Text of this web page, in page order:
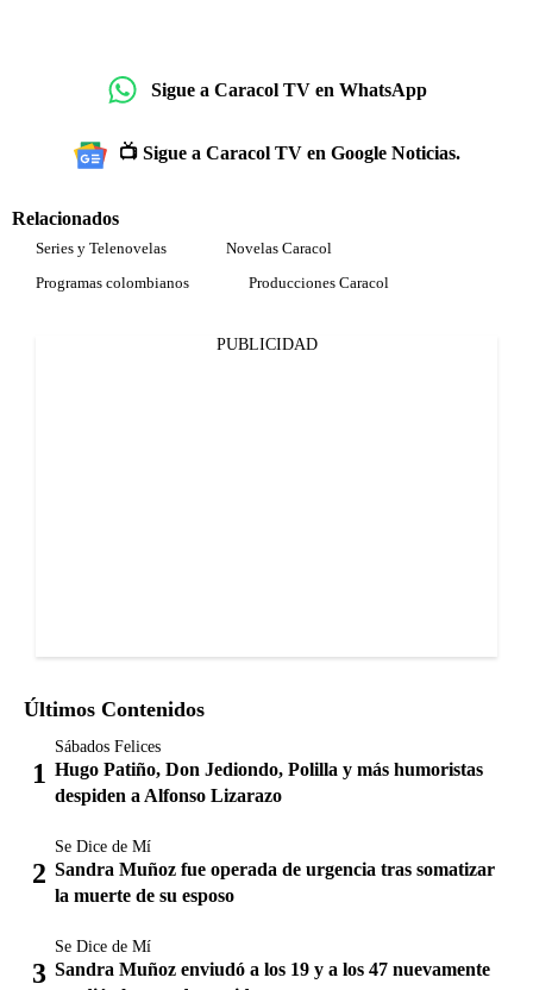
Sigue a Caracol TV en WhatsApp
📺 Sigue a Caracol TV en Google Noticias.
Relacionados
Series y Telenovelas
Novelas Caracol
Programas colombianos
Producciones Caracol
PUBLICIDAD
Últimos Contenidos
Sábados Felices
Hugo Patiño, Don Jediondo, Polilla y más humoristas
despiden a Alfonso Lizarazo
Se Dice de Mí
Sandra Muñoz fue operada de urgencia tras somatizar
la muerte de su esposo
Se Dice de Mí
Sandra Muñoz enviudó a los 19 y a los 47 nuevamente